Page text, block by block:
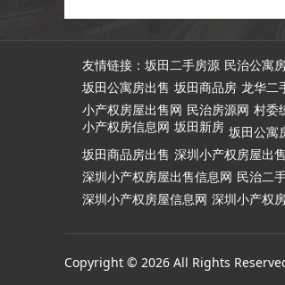
友情链接： 坂田二手房源 民治公寓
坂田公寓房出售 坂田商品房 龙华二
小产权房屋出售网 民治房源网 村委
小产权房信息网 坂田新房 坂田公寓
坂田商品房出售 深圳小产权房屋出售
深圳小产权房屋出售信息网 民治二
深圳小产权房屋信息网 深圳小产权
Copyright © 2026 All Rights